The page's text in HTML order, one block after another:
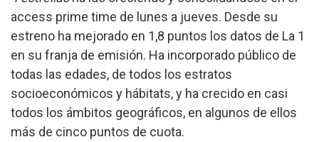
access prime time de lunes a jueves. Desde su
estreno ha mejorado en 1,8 puntos los datos de La 1
en su franja de emisión. Ha incorporado público de
todas las edades, de todos los estratos
socioeconómicos y hábitats, y ha crecido en casi
todos los ámbitos geográficos, en algunos de ellos
más de cinco puntos de cuota.